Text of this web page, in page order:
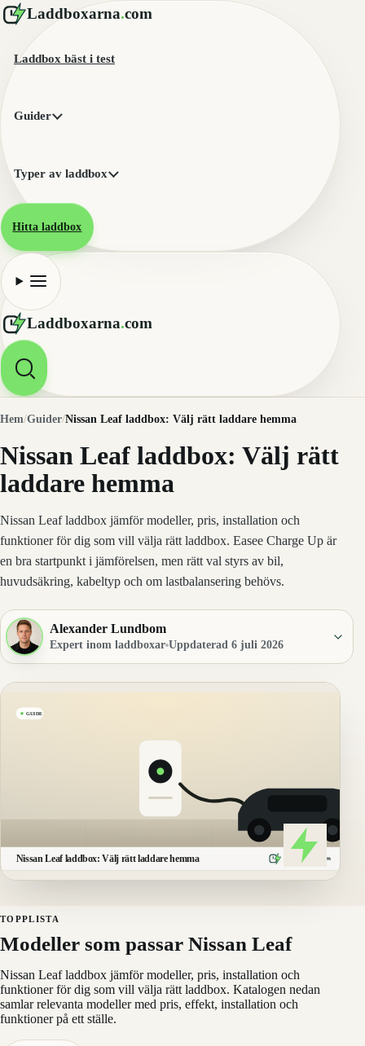
Laddboxarna.com
Laddbox bäst i test
Guider
Typer av laddbox
Hitta laddbox
Laddboxarna.com
Hem/Guider/Nissan Leaf laddbox: Välj rätt laddare hemma
Nissan Leaf laddbox: Välj rätt
laddare hemma
Nissan Leaf laddbox jämför modeller, pris, installation och
funktioner för dig som vill välja rätt laddbox. Easee Charge Up är
en bra startpunkt i jämförelsen, men rätt val styrs av bil,
huvudsäkring, kabeltyp och om lastbalansering behövs.
Alexander Lundbom
Expert inom laddboxar Uppdaterad 6 juli 2026
GUIDE
Nissan Leaf laddbox: Välj rätt laddare hemma Laddboxarna com
TOPPLISTA
Modeller som passar Nissan Leaf
Nissan Leaf laddbox jämför modeller, pris, installation och
funktioner för dig som vill välja rätt laddbox. Katalogen nedan
samlar relevanta modeller med pris, effekt, installation och
funktioner på ett ställe.